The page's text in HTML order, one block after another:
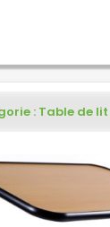
: Table de